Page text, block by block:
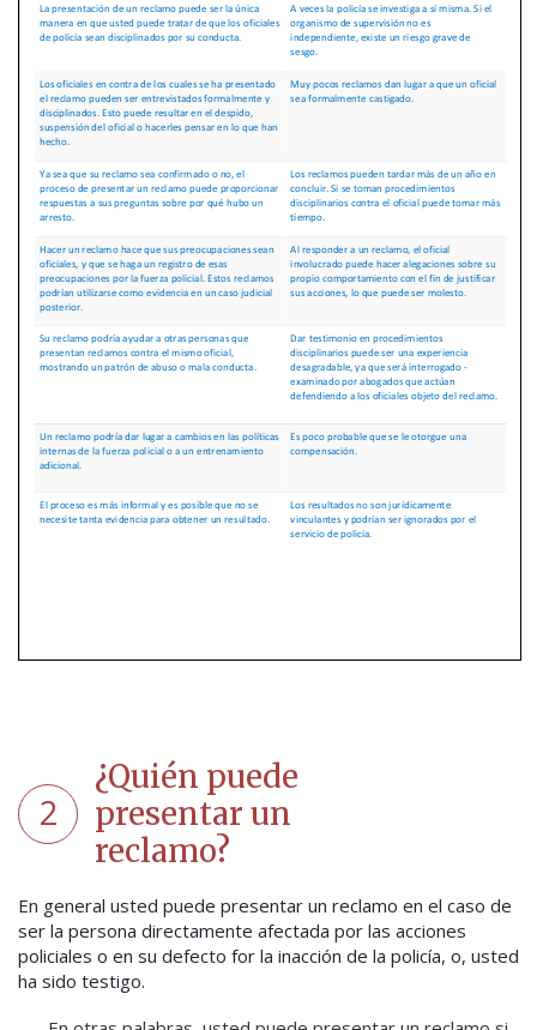
2
¿Quién puede
presentar un
reclamo?
En general usted puede presentar un reclamo en el caso de
ser la persona directamente afectada por las acciones
policiales o en su defecto for la inacción de la policía, o, usted
ha sido testigo.